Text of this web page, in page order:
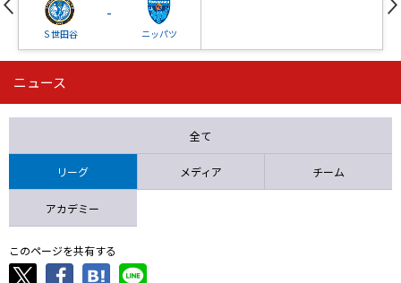
Ｓ世田谷
-
ニッパツ
第16節 09/05 (土) 15:00
ニッパツ 石人の星
ニュース
全て
リーグ メディア チーム
アカデミー
このページを共有する